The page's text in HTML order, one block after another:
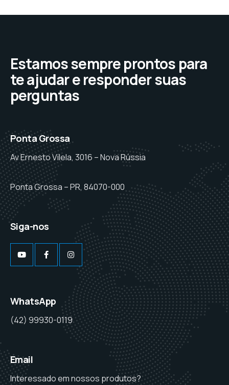
Estamos sempre prontos para
te ajudar e responder suas
perguntas
Ponta Grossa
Av Ernesto Vilela, 3016 – Nova Rússia
Ponta Grossa – PR, 84070-000
Siga-nos
WhatsApp
(42) 99930-0119
Email
Interessado em nossos produtos?